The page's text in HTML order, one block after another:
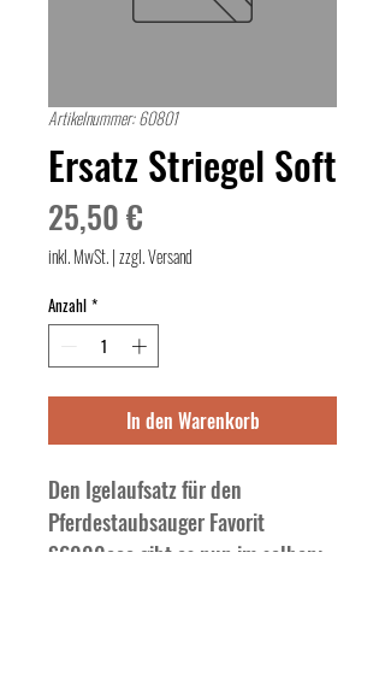
Artikelnummer: 60801
Ersatz Striegel Soft
25,50 €
inkl. MwSt.|zzgl. Versand
Anzahl *
In den Warenkorb
Den Igelaufsatz für den
Pferdestaubsauger Favorit
S6000eco gibt es nun im selben;